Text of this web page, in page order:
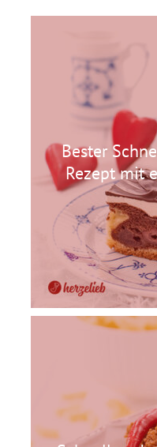
Bester
Rezept mit